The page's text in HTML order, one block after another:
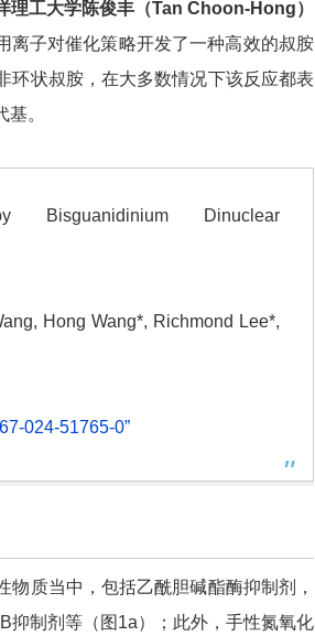
理工大学陈俊丰（Tan Choon-Hong）
离子对催化策略开发了一种高效的叔胺
环状叔胺，在大多数情况下该反应都表
。
Bisguanidinium Dinuclear
Hong Wang*, Richmond Lee*,
024-51765-0”
质当中，包括乙酰胆碱酯酶抑制剂，
抑制剂等（图1a）；此外，手性氮氧化